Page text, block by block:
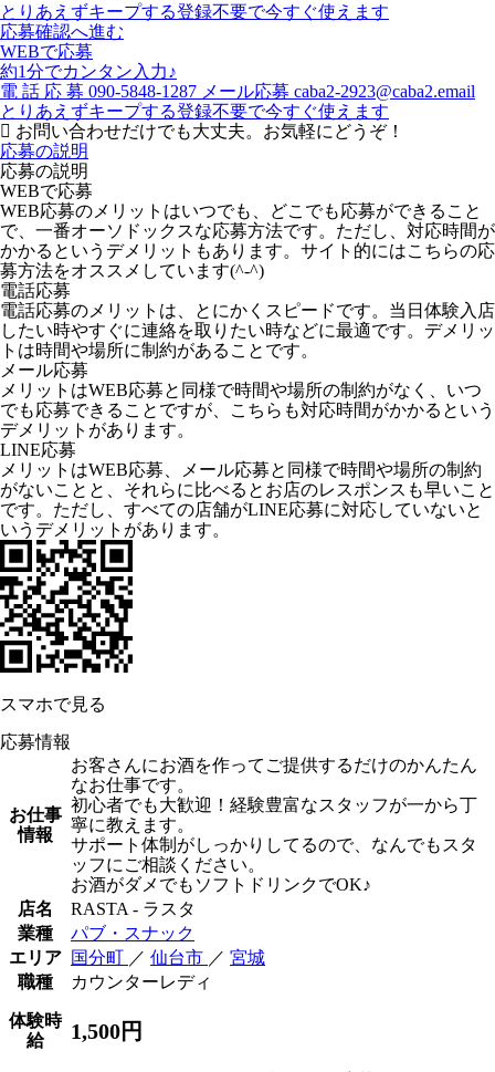
とりあえずキープする登録不要で今すぐ使えます
応募確認へ進む
WEBで応募
約1分でカンタン入力♪
電 話 応 募 090-5848-1287 メール応募 caba2-2923@caba2.email
とりあえずキープする登録不要で今すぐ使えます
お問い合わせだけでも大丈夫。お気軽にどうぞ！
応募の説明
応募の説明
WEBで応募
WEB応募のメリットはいつでも、どこでも応募ができること
で、一番オーソドックスな応募方法です。ただし、対応時間が
かかるというデメリットもあります。サイト的にはこちらの応
募方法をオススメしています(^-^)
電話応募
電話応募のメリットは、とにかくスピードです。当日体験入店
したい時やすぐに連絡を取りたい時などに最適です。デメリッ
トは時間や場所に制約があることです。
メール応募
メリットはWEB応募と同様で時間や場所の制約がなく、いつ
でも応募できることですが、こちらも対応時間がかかるという
デメリットがあります。
LINE応募
メリットはWEB応募、メール応募と同様で時間や場所の制約
がないことと、それらに比べるとお店のレスポンスも早いこと
です。ただし、すべての店舗がLINE応募に対応していないと
いうデメリットがあります。
スマホで見る
応募情報
お仕事
情報
お客さんにお酒を作ってご提供するだけのかんたん
なお仕事です。
初心者でも大歓迎！経験豊富なスタッフが一から丁
寧に教えます。
サポート体制がしっかりしてるので、なんでもスタ
ッフにご相談ください。
お酒がダメでもソフトドリンクでOK♪
店名
RASTA - ラスタ
業種
パブ・スナック
エリア
国分町 ／ 仙台市 ／ 宮城
職種
カウンターレディ
体験時
給
1,500円